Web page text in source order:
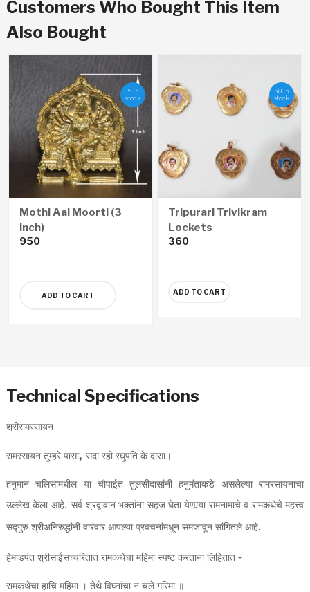
Customers Who Bought This Item
Also Bought
5 in
stock
Mothi Aai Moorti (3
inch)
950
ADD TO CART
50 in
stock
Tripurari Trivikram
Lockets
360
ADD TO CART
Technical Specifications
श्रीरामरसायन
रामरसायन तुम्हरे पासा, सदा रहो रघुपति के दासा।
हनुमान चलिसामधील या चौपाईत तुलसीदासांनी हनुमंताकडे असलेल्या रामरसायनाचा
उल्लेख केला आहे.सर्व श्रद्वावान भक्तांना सहज घेता येणार्‍या रामनामाचे व रामकथेचे महत्त्व
सद्‍गुरु श्रीअनिरुद्धांनी वारंवार आपल्या प्रवचनांमधून समजावून सांगितले आहे.
हेमाडपंत श्रीसाईसच्चरितात रामकथेचा महिमा स्पष्ट करताना लिहितात -
रामकथेचा हाचि महिमा । तेथे विघ्नांचा न चले गरिमा ॥